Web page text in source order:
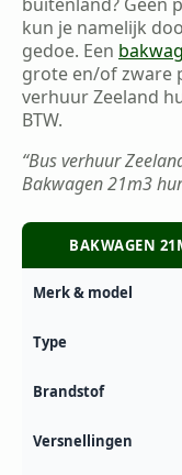
kun je namelijk
gedoe. Een
grote en/of zware
verhuur Zeeland
BTW.
“Bus verhuur
Bakwagen 21m3
BAKWAGEN
Merk & model
Type
Brandstof
Versnellingen